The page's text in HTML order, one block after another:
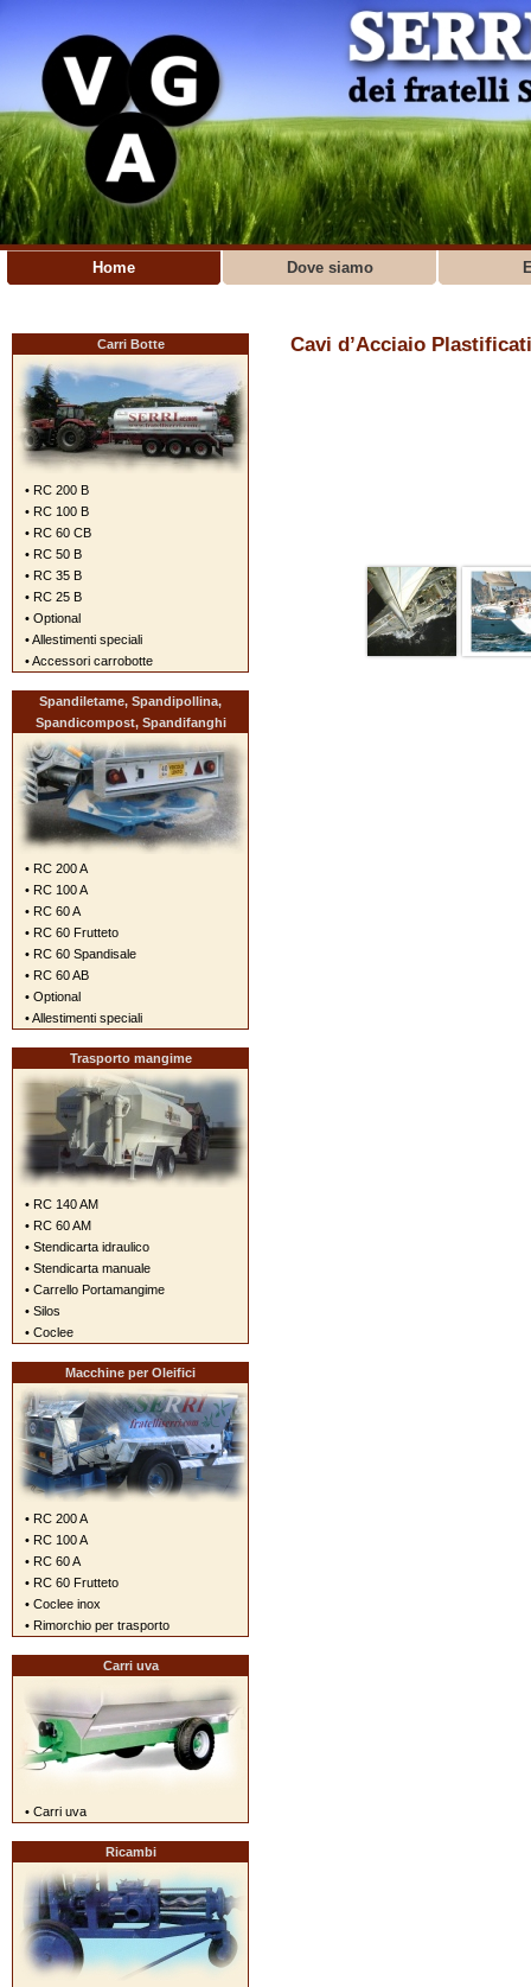
Home Dove siamo
Cavi d’Acciaio
Carri Botte
• RC 200 B
• RC 100 B
• RC 60 CB
• RC 50 B
• RC 35 B
• RC 25 B
• Optional
• Allestimenti speciali
• Accessori carrobotte
Spandiletame, Spandipollina,
Spandicompost, Spandifanghi
• RC 200 A
• RC 100 A
• RC 60 A
• RC 60 Frutteto
• RC 60 Spandisale
• RC 60 AB
• Optional
• Allestimenti speciali
Trasporto mangime
• RC 140 AM
• RC 60 AM
• Stendicarta idraulico
• Stendicarta manuale
• Carrello Portamangime
• Silos
• Coclee
Macchine per Oleifici
• RC 200 A
• RC 100 A
• RC 60 A
• RC 60 Frutteto
• Coclee inox
• Rimorchio per trasporto
Carri uva
• Carri uva
Ricambi